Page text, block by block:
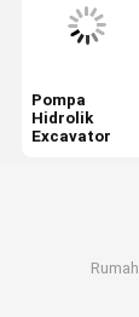
Motor
Monitor
Pompa
Hidrolik
Excavator
Rumah